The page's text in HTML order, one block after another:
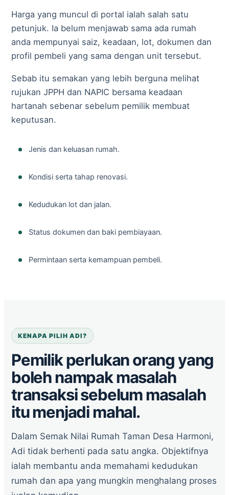
Harga yang muncul di portal ialah salah satu
petunjuk. Ia belum menjawab sama ada rumah
anda mempunyai saiz, keadaan, lot, dokumen dan
profil pembeli yang sama dengan unit tersebut.
Sebab itu semakan yang lebih berguna melihat
rujukan JPPH dan NAPIC bersama keadaan
hartanah sebenar sebelum pemilik membuat
keputusan.
Jenis dan keluasan rumah.
Kondisi serta tahap renovasi.
Kedudukan lot dan jalan.
Status dokumen dan baki pembiayaan.
Permintaan serta kemampuan pembeli.
KENAPA PILIH ADI?
Pemilik perlukan orang yang
boleh nampak masalah
transaksi sebelum masalah
itu menjadi mahal.
Dalam Semak Nilai Rumah Taman Desa Harmoni,
Adi tidak berhenti pada satu angka. Objektifnya
ialah membantu anda memahami kedudukan
rumah dan apa yang mungkin menghalang proses